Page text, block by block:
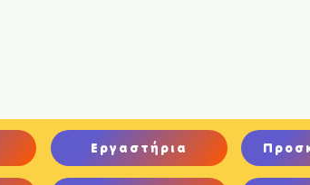
Εργαστήρια